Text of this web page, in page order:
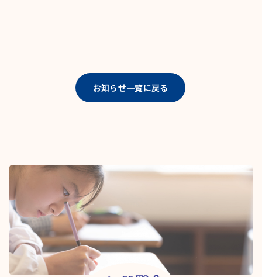
お知らせ一覧に戻る